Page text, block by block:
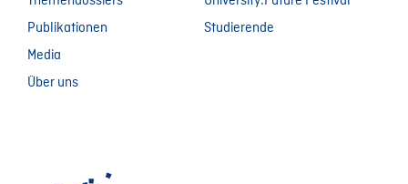
Publikationen
Media
Über uns
Studierende